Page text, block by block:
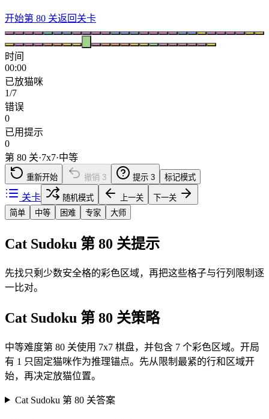
开始第 80 关返回关卡
时间
00:00
已放猫咪
1/7
错误
0
已用提示
0
第 80 关·7x7·中等
重新开始 撤销 3 提示 3 标记模式
关卡 随机模式 上一关
下一关
简单
中等 困难 专家 大师
Cat Sudoku 第 80 关提示
先找只剩少数安全格的彩色区域，再把这些格子与行列限制逐
一比对。
Cat Sudoku 第 80 关策略
中等难度第 80 关使用 7x7 棋盘，并包含 7 个彩色区域。开局
有 1 只固定猫咪作为推理锚点。先从限制最紧的行和区域开
始，再决定放猫位置。
Cat Sudoku 第 80 关答案